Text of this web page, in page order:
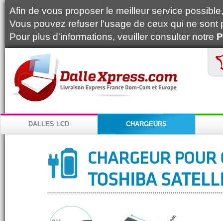
Afin de vous proposer le meilleur service
Vous pouvez refuser l'usage de ceux qui ne
Pour plus d'informations, veuiller consulter notre
DALLES LCD CHARGEURS
CHARGEUR
TOSHIBA